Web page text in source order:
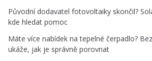
Původní dodavatel fotovoltaiky skončil?
kde hledat pomoc
Máte více nabídek na tepelné čerpadlo?
ukáže, jak je správně porovnat